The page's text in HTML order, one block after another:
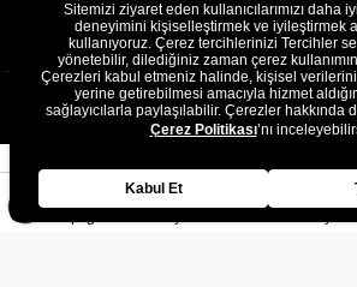
MOST READ CONTENT
©2024 GÖN DERİ®- All rights
GÖN DERİ ÜRÜNLERİ A.Ş.
Sitemizi ziyaret eden kullanıcılarımızı daha
deneyimini kişiselleştirmek ve iyileştirmek
kullanıyoruz. Çerez tercihlerinizi Tercihler
yönetebilir, dilediğiniz zaman çerez
Çerezleri kabul etmeniz halinde, kişisel
yerine getirebilmesi amacıyla hizmet
sağlayıcılarla paylaşılabilir. Çerezler hakkında
Çerez Politikası’nı
Kabul Et